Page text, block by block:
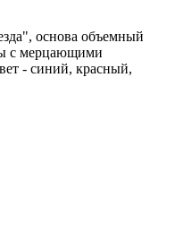
основа объемный
с мерцающими
- синий, красный,